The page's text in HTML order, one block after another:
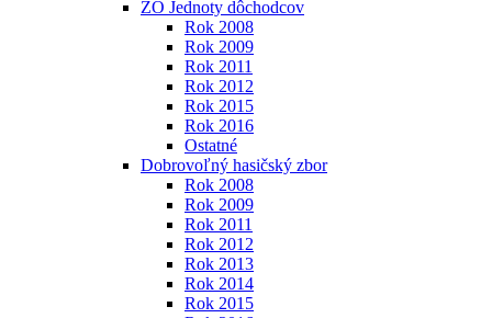
ZO Jednoty dôchodcov
Rok 2008
Rok 2009
Rok 2011
Rok 2012
Rok 2015
Rok 2016
Ostatné
Dobrovoľný hasičský zbor
Rok 2008
Rok 2009
Rok 2011
Rok 2012
Rok 2013
Rok 2014
Rok 2015